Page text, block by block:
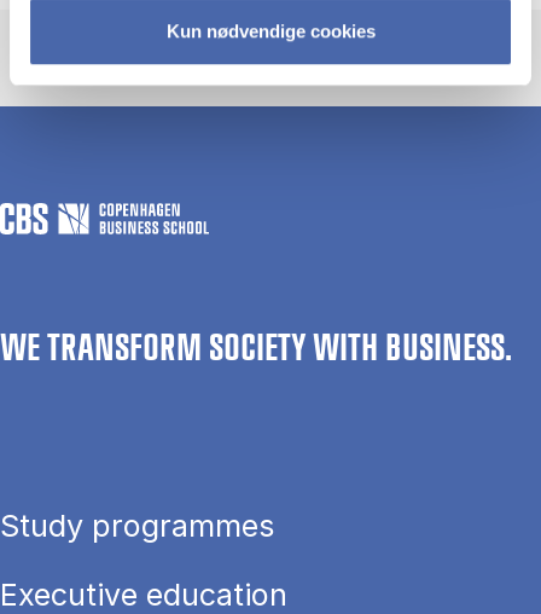
Kun nødvendige cookies
WE TRANSFORM SOCIETY WITH BUSINESS.
Study programmes
Executive education